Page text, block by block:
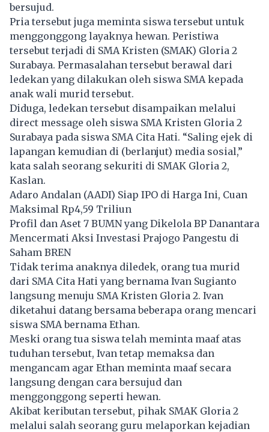
bersujud.
Pria tersebut juga meminta siswa tersebut untuk
menggonggong layaknya hewan. Peristiwa
tersebut terjadi di SMA Kristen (SMAK) Gloria 2
Surabaya. Permasalahan tersebut berawal dari
ledekan yang dilakukan oleh siswa SMA kepada
anak wali murid tersebut.
Diduga, ledekan tersebut disampaikan melalui
direct message oleh siswa SMA Kristen Gloria 2
Surabaya pada siswa SMA Cita Hati. “Saling ejek di
lapangan kemudian di (berlanjut) media sosial,”
kata salah seorang sekuriti di SMAK Gloria 2,
Kaslan.
Adaro Andalan (AADI) Siap IPO di Harga Ini, Cuan
Maksimal Rp4,59 Triliun
Profil dan Aset 7 BUMN yang Dikelola BP Danantara
Mencermati Aksi Investasi Prajogo Pangestu di
Saham BREN
Tidak terima anaknya diledek, orang tua murid
dari SMA Cita Hati yang bernama Ivan Sugianto
langsung menuju SMA Kristen Gloria 2. Ivan
diketahui datang bersama beberapa orang mencari
siswa SMA bernama Ethan.
Meski orang tua siswa telah meminta maaf atas
tuduhan tersebut, Ivan tetap memaksa dan
mengancam agar Ethan meminta maaf secara
langsung dengan cara bersujud dan
menggonggong seperti hewan.
Akibat keributan tersebut, pihak SMAK Gloria 2
melalui salah seorang guru melaporkan kejadian